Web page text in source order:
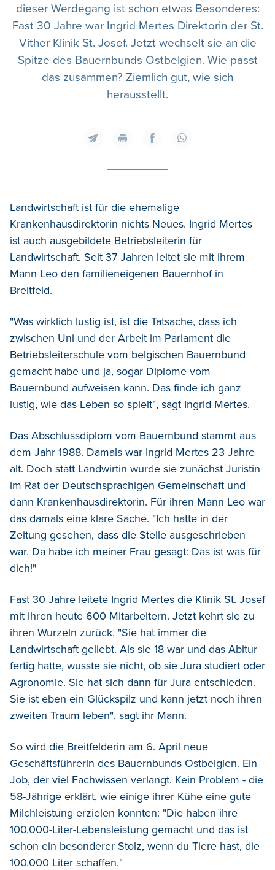
dieser Werdegang ist schon etwas Besonderes:
Fast 30 Jahre war Ingrid Mertes Direktorin der St.
Vither Klinik St. Josef. Jetzt wechselt sie an die
Spitze des Bauernbunds Ostbelgien. Wie passt
das zusammen? Ziemlich gut, wie sich
herausstellt.
Landwirtschaft ist für die ehemalige
Krankenhausdirektorin nichts Neues. Ingrid Mertes
ist auch ausgebildete Betriebsleiterin für
Landwirtschaft. Seit 37 Jahren leitet sie mit ihrem
Mann Leo den familieneigenen Bauernhof in
Breitfeld.
"Was wirklich lustig ist, ist die Tatsache, dass ich
zwischen Uni und der Arbeit im Parlament die
Betriebsleiterschule vom belgischen Bauernbund
gemacht habe und ja, sogar Diplome vom
Bauernbund aufweisen kann. Das finde ich ganz
lustig, wie das Leben so spielt", sagt Ingrid Mertes.
Das Abschlussdiplom vom Bauernbund stammt aus
dem Jahr 1988. Damals war Ingrid Mertes 23 Jahre
alt. Doch statt Landwirtin wurde sie zunächst Juristin
im Rat der Deutschsprachigen Gemeinschaft und
dann Krankenhausdirektorin. Für ihren Mann Leo war
das damals eine klare Sache. "Ich hatte in der
Zeitung gesehen, dass die Stelle ausgeschrieben
war. Da habe ich meiner Frau gesagt: Das ist was für
dich!"
Fast 30 Jahre leitete Ingrid Mertes die Klinik St. Josef
mit ihren heute 600 Mitarbeitern. Jetzt kehrt sie zu
ihren Wurzeln zurück. "Sie hat immer die
Landwirtschaft geliebt. Als sie 18 war und das Abitur
fertig hatte, wusste sie nicht, ob sie Jura studiert oder
Agronomie. Sie hat sich dann für Jura entschieden.
Sie ist eben ein Glückspilz und kann jetzt noch ihren
zweiten Traum leben", sagt ihr Mann.
So wird die Breitfelderin am 6. April neue
Geschäftsführerin des Bauernbunds Ostbelgien. Ein
Job, der viel Fachwissen verlangt. Kein Problem - die
58-Jährige erklärt, wie einige ihrer Kühe eine gute
Milchleistung erzielen konnten: "Die haben ihre
100.000-Liter-Lebensleistung gemacht und das ist
schon ein besonderer Stolz, wenn du Tiere hast, die
100.000 Liter schaffen."